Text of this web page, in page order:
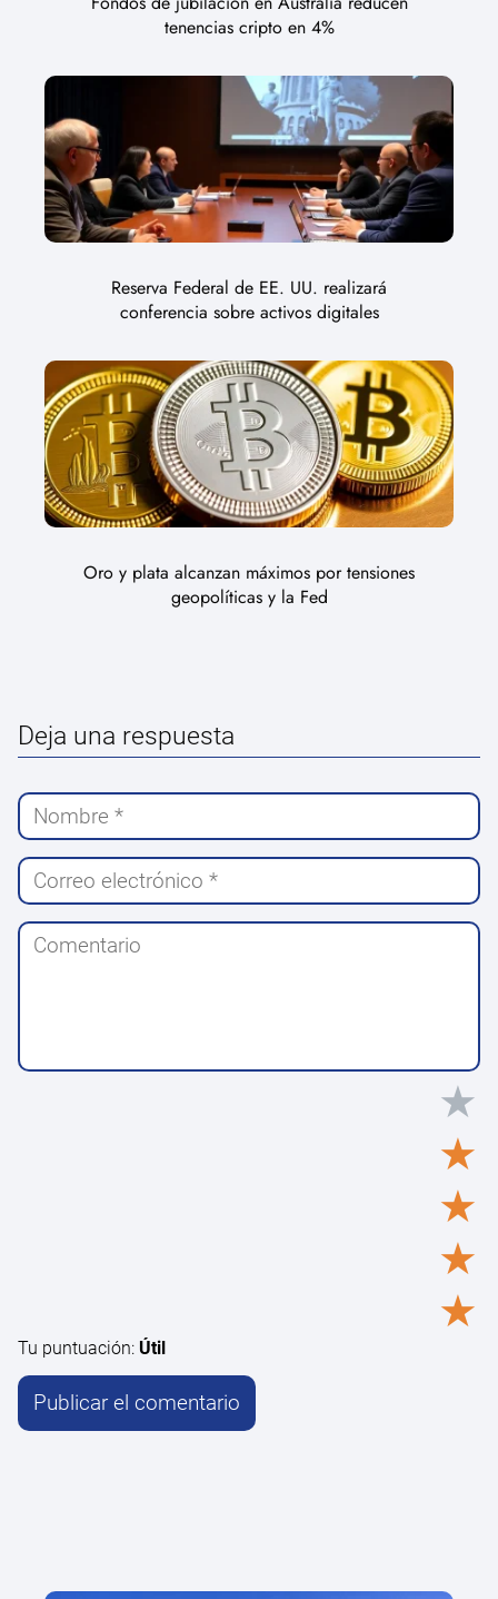
tenencias cripto en 4%
Reserva Federal de EE. UU. realizará
conferencia sobre activos digitales
Oro y plata alcanzan máximos por tensiones
geopolíticas y la Fed
Deja una respuesta
★
★
★
★
★
Tu puntuación: Útil